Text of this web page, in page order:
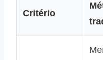
Critério